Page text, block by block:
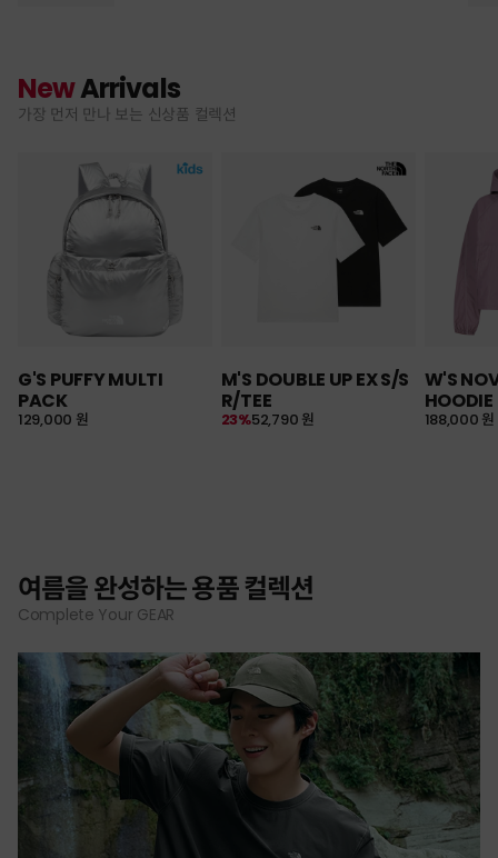
NewArrivals
가장 먼저 만나 보는 신상품 컬렉션
G'S PUFFY MULTI
PACK
129,000 원
M'S DOUBLE UP EX S/S
R/TEE
52,790 원
23%
W'S
HOODIE
188,000 원
여름을 완성하는 용품 컬렉션
Complete Your GEAR